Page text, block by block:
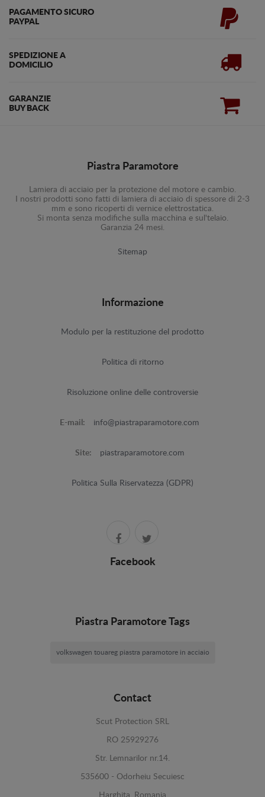
PAGAMENTO SICURO
PAYPAL
SPEDIZIONE A
DOMICILIO
GARANZIE
BUY BACK
Piastra Paramotore
Lamiera di acciaio per la protezione del motore e cambio.
I nostri prodotti sono fatti di lamiera di acciaio di spessore di 2-3
mm e sono ricoperti di vernice elettrostatica.
Si monta senza modifiche sulla macchina e sul'telaio.
Garanzia 24 mesi.
Sitemap
Informazione
Modulo per la restituzione del prodotto
Politica di ritorno
Risoluzione online delle controversie
E-mail: info@piastraparamotore.com
Site: piastraparamotore.com
Politica Sulla Riservatezza (GDPR)
Facebook
Piastra Paramotore Tags
volkswagen touareg piastra paramotore in acciaio
Contact
Scut Protection SRL
RO 25929276
Str. Lemnarilor nr.14.
535600 - Odorheiu Secuiesc